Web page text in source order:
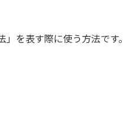
を表す際に使う方法です。